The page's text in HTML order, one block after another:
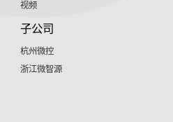
视频
子公司
杭州微控
浙江微智源